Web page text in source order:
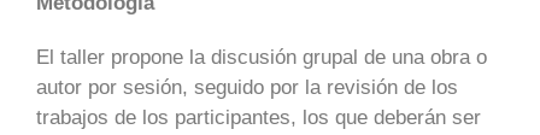
El taller propone la discusión grupal de una obra o
autor por sesión, seguido por la revisión de los
trabajos de los participantes, los que deberán ser